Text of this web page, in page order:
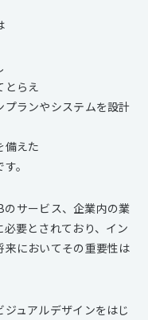
とらえ
ランやシステムを設計
備えた
。
サービス、企業内の業
要とされており、イン
においてその重要性は
ュアルデザインをはじ